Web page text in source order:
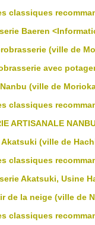
classiques
Baeren
(ville de
avec
(ville de
classiques
ARTISANALE
(ville de
classiques
Akatsuki, Usine
de la neige (ville de
classiques